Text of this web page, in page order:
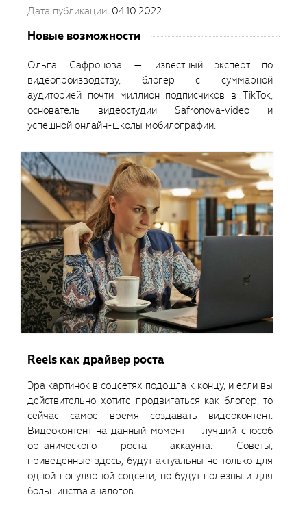
Дата публикации: 04.10.2022
Новые возможности
Ольга Сафронова — известный эксперт по
видеопроизводству, блогер с суммарной
аудиторией почти миллион подписчиков в TikTok,
основатель видеостудии Safronova-videо и
успешной онлайн-школы мобилографии.
Reels как драйвер роста
Эра картинок в соцсетях подошла к концу, и если вы
действительно хотите продвигаться как блогер, то
сейчас самое время создавать видеоконтент.
Видеоконтент на данный момент — лучший способ
органического роста аккаунта. Советы,
приведенные здесь, будут актуальны не только для
одной популярной соцсети, но будут полезны и для
большинства аналогов.